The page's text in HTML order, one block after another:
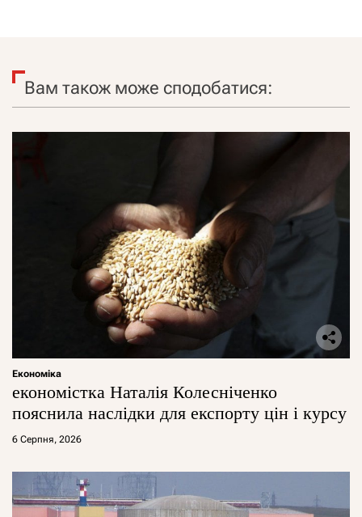
Вам також може сподобатися:
Економіка
економістка Наталія Колесніченко
пояснила наслідки для експорту цін і курсу
6 Серпня, 2026